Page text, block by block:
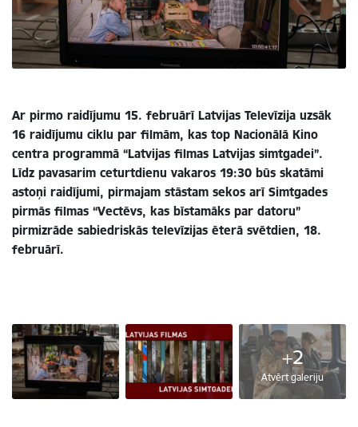
Ar pirmo raidījumu 15. februārī Latvijas Televīzija uzsāk
16 raidījumu ciklu par filmām, kas top Nacionālā Kino
centra programmā “Latvijas filmas Latvijas simtgadei”.
Līdz pavasarim ceturtdienu vakaros 19:30 būs skatāmi
astoņi raidījumi, pirmajam stāstam sekos arī Simtgades
pirmās filmas “Vectēvs, kas bīstamāks par datoru”
pirmizrāde sabiedriskās televīzijas ēterā svētdien, 18.
februārī.
+2
Atvērt galeriju